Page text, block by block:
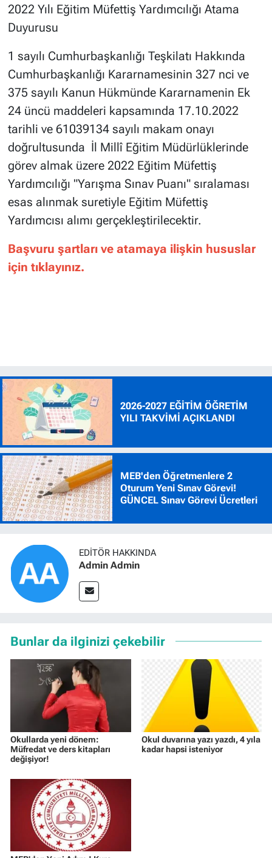
2022 Yılı Eğitim Müfettiş Yardımcılığı Atama
Duyurusu
1 sayılı Cumhurbaşkanlığı Teşkilatı Hakkında
Cumhurbaşkanlığı Kararnamesinin 327 nci ve
375 sayılı Kanun Hükmünde Kararnamenin Ek
24 üncü maddeleri kapsamında 17.10.2022
tarihli ve 61039134 sayılı makam onayı
doğrultusunda İl Millî Eğitim Müdürlüklerinde
görev almak üzere 2022 Eğitim Müfettiş
Yardımcılığı "Yarışma Sınav Puanı" sıralaması
esas alınmak suretiyle Eğitim Müfettiş
Yardımcısı alımı gerçekleştirilecektir.
Başvuru şartları ve atamaya ilişkin hususlar
için tıklayınız.
2026-2027 EĞİTİM ÖĞRETİM
YILI TAKVİMİ AÇIKLANDI
MEB'den Öğretmenlere 2
Oturum Yeni Sınav Görevi!
GÜNCEL Sınav Görevi Ücretleri
EDITÖR HAKKINDA
Admin Admin
Bunlar da ilginizi çekebilir
Okullarda yeni dönem:
Müfredat ve ders kitapları
değişiyor!
Okul duvarına yazı yazdı, 4 yıla
kadar hapsi isteniyor